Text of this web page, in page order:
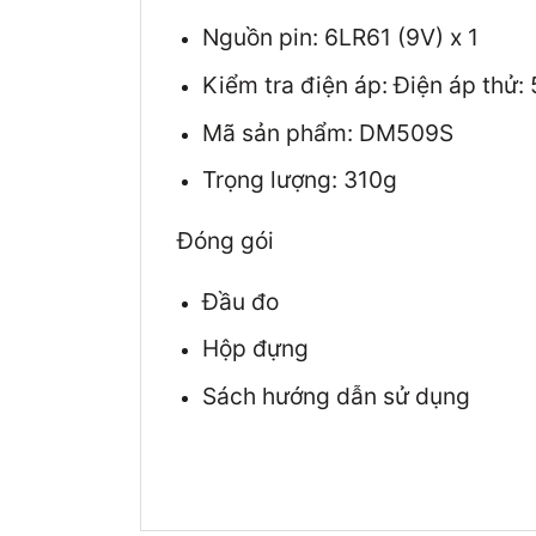
Nguồn pin: 6LR61 (9V) x 1
Kiểm tra điện áp: Điện áp thử:
Mã sản phẩm: DM509S
Trọng lượng: 310g
Đóng gói
Đầu đo
Hộp đựng
Sách hướng dẫn sử dụng